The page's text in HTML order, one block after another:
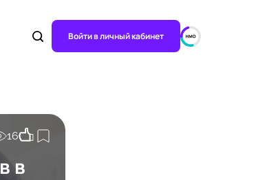
Войти в личный кабинет
16
в